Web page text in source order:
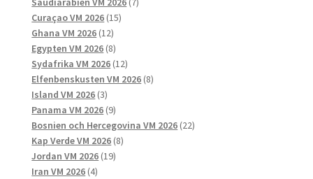
Curaçao VM 2026 1515
Ghana VM 2026 1212
produkter
Egypten VM 2026 88
produkter
Sydafrika VM 2026 1212
produkter
Elfenbenskusten VM 2026 88
Island VM 2026 33
produkter
Panama VM 2026 99
produkter
Bosnien och Hercegovina VM 2026 2222
Kap Verde VM 2026 88
Jordan VM 2026 1919
Iran VM 2026 44